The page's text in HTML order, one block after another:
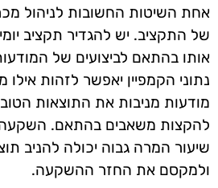
אחת השיטות החשובות לניהול
של התקציב. יש להגדיר תקציב
אותו בהתאם לביצועים של
נתוני הקמפיין יאפשר לזהות
מודעות מניבות את התוצאות
להקצות משאבים בהתאם.
שיעור המרה גבוה יכולה להניב
ולמקסם את החזר ההשקעה.